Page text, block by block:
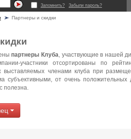
Запомнить? Забыли пароль?
Партнеры и скидки
партнеры Клуба, участвующие в нашей
участники отсортированы по
выставляемых членами клуба при
субъективными, от очень
полезна.